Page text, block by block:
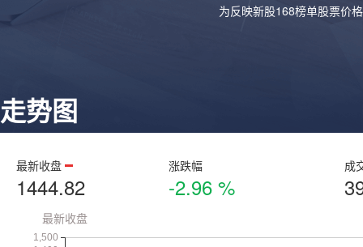
为反映新股168榜单股票价
走势图
最新收盘
1444.82
涨跌幅
-2.96 %
成